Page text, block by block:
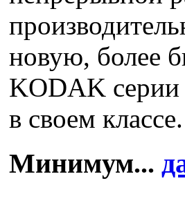
новую, более
KODAK
в своем классе.
Минимум...